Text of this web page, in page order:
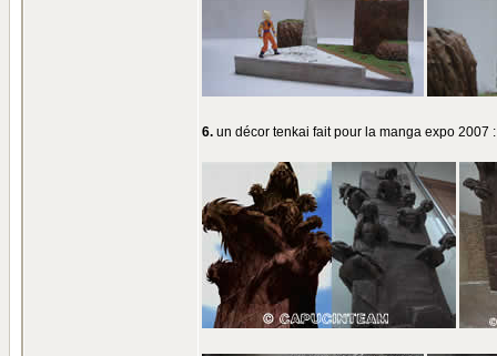
6. un décor tenkai fait pour la manga expo 2007